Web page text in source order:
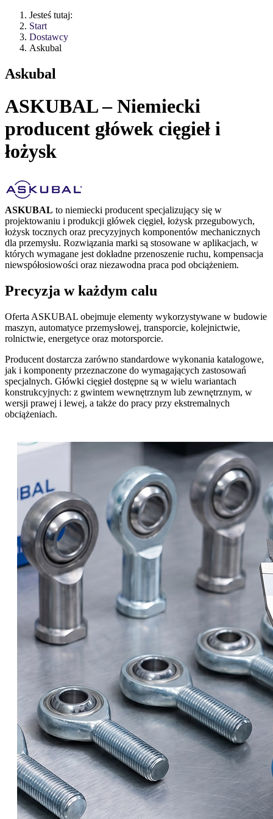
Jesteś tutaj:
Start
Dostawcy
Askubal
Askubal
ASKUBAL – Niemiecki
producent główek cięgieł i
łożysk
ASKUBAL to niemiecki producent specjalizujący się w
projektowaniu i produkcji główek cięgieł, łożysk przegubowych,
łożysk tocznych oraz precyzyjnych komponentów mechanicznych
dla przemysłu. Rozwiązania marki są stosowane w aplikacjach, w
których wymagane jest dokładne przenoszenie ruchu, kompensacja
niewspółosiowości oraz niezawodna praca pod obciążeniem.
Precyzja w każdym calu
Oferta ASKUBAL obejmuje elementy wykorzystywane w budowie
maszyn, automatyce przemysłowej, transporcie, kolejnictwie,
rolnictwie, energetyce oraz motorsporcie.
Producent dostarcza zarówno standardowe wykonania katalogowe,
jak i komponenty przeznaczone do wymagających zastosowań
specjalnych. Główki cięgieł dostępne są w wielu wariantach
konstrukcyjnych: z gwintem wewnętrznym lub zewnętrznym, w
wersji prawej i lewej, a także do pracy przy ekstremalnych
obciążeniach.